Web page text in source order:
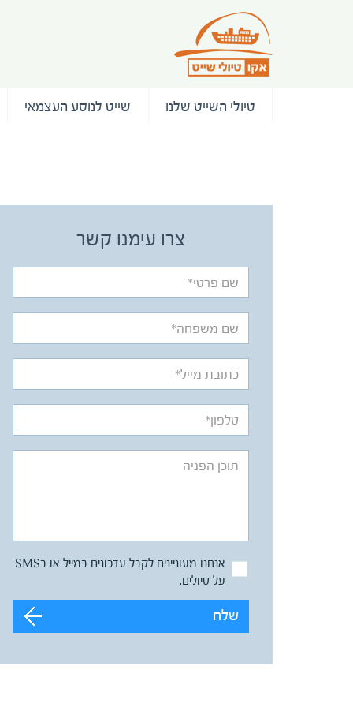
טיולי השייט שלנו שייט לנוסע העצמאי
צרו עימנו קשר
אנחנו מעוניינים לקבל עדכונים במייל או בSMS
על טיולים.
שלח